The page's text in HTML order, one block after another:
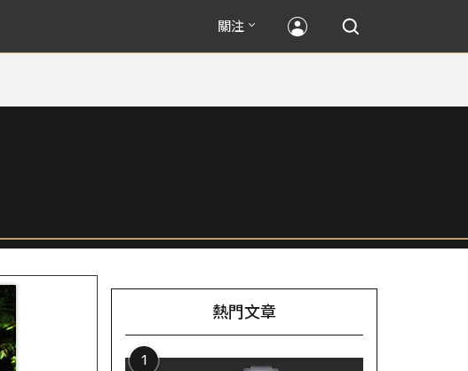
關注
熱門文章
1